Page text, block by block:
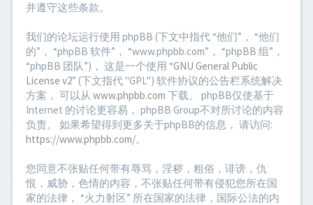
并遵守这些条款。
我们的论坛运行使用 phpBB (下文中指代 “他们”， “他们
的”， “phpBB 软件”， “www.phpbb.com”， “phpBB 组”，
“phpBB 团队”)， 这是一个使用 “GNU General Public
License v2” (下文指代 "GPL") 软件协议的公告栏系统解决
方案， 可以从 www.phpbb.com 下载。 phpBB仅使基于
Internet 的讨论更容易， phpBB Group不对所讨论的内容
负责。 如果希望得到更多关于phpBB的信息， 请访问:
https://www.phpbb.com/。
您同意不张贴任何带有辱骂，淫秽，粗俗，诽谤，仇
恨，威胁，色情的内容，不张贴任何带有侵犯您所在国
家的法律， “火力射区” 所在国家的法律，国际公法的内